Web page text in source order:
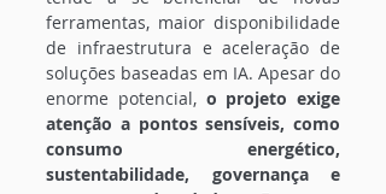
ferramentas, maior disponibilidade
de infraestrutura e aceleração de
soluções baseadas em IA. Apesar do
enorme potencial, o projeto exige
atenção a pontos sensíveis, como
consumo energético,
sustentabilidade, governança e